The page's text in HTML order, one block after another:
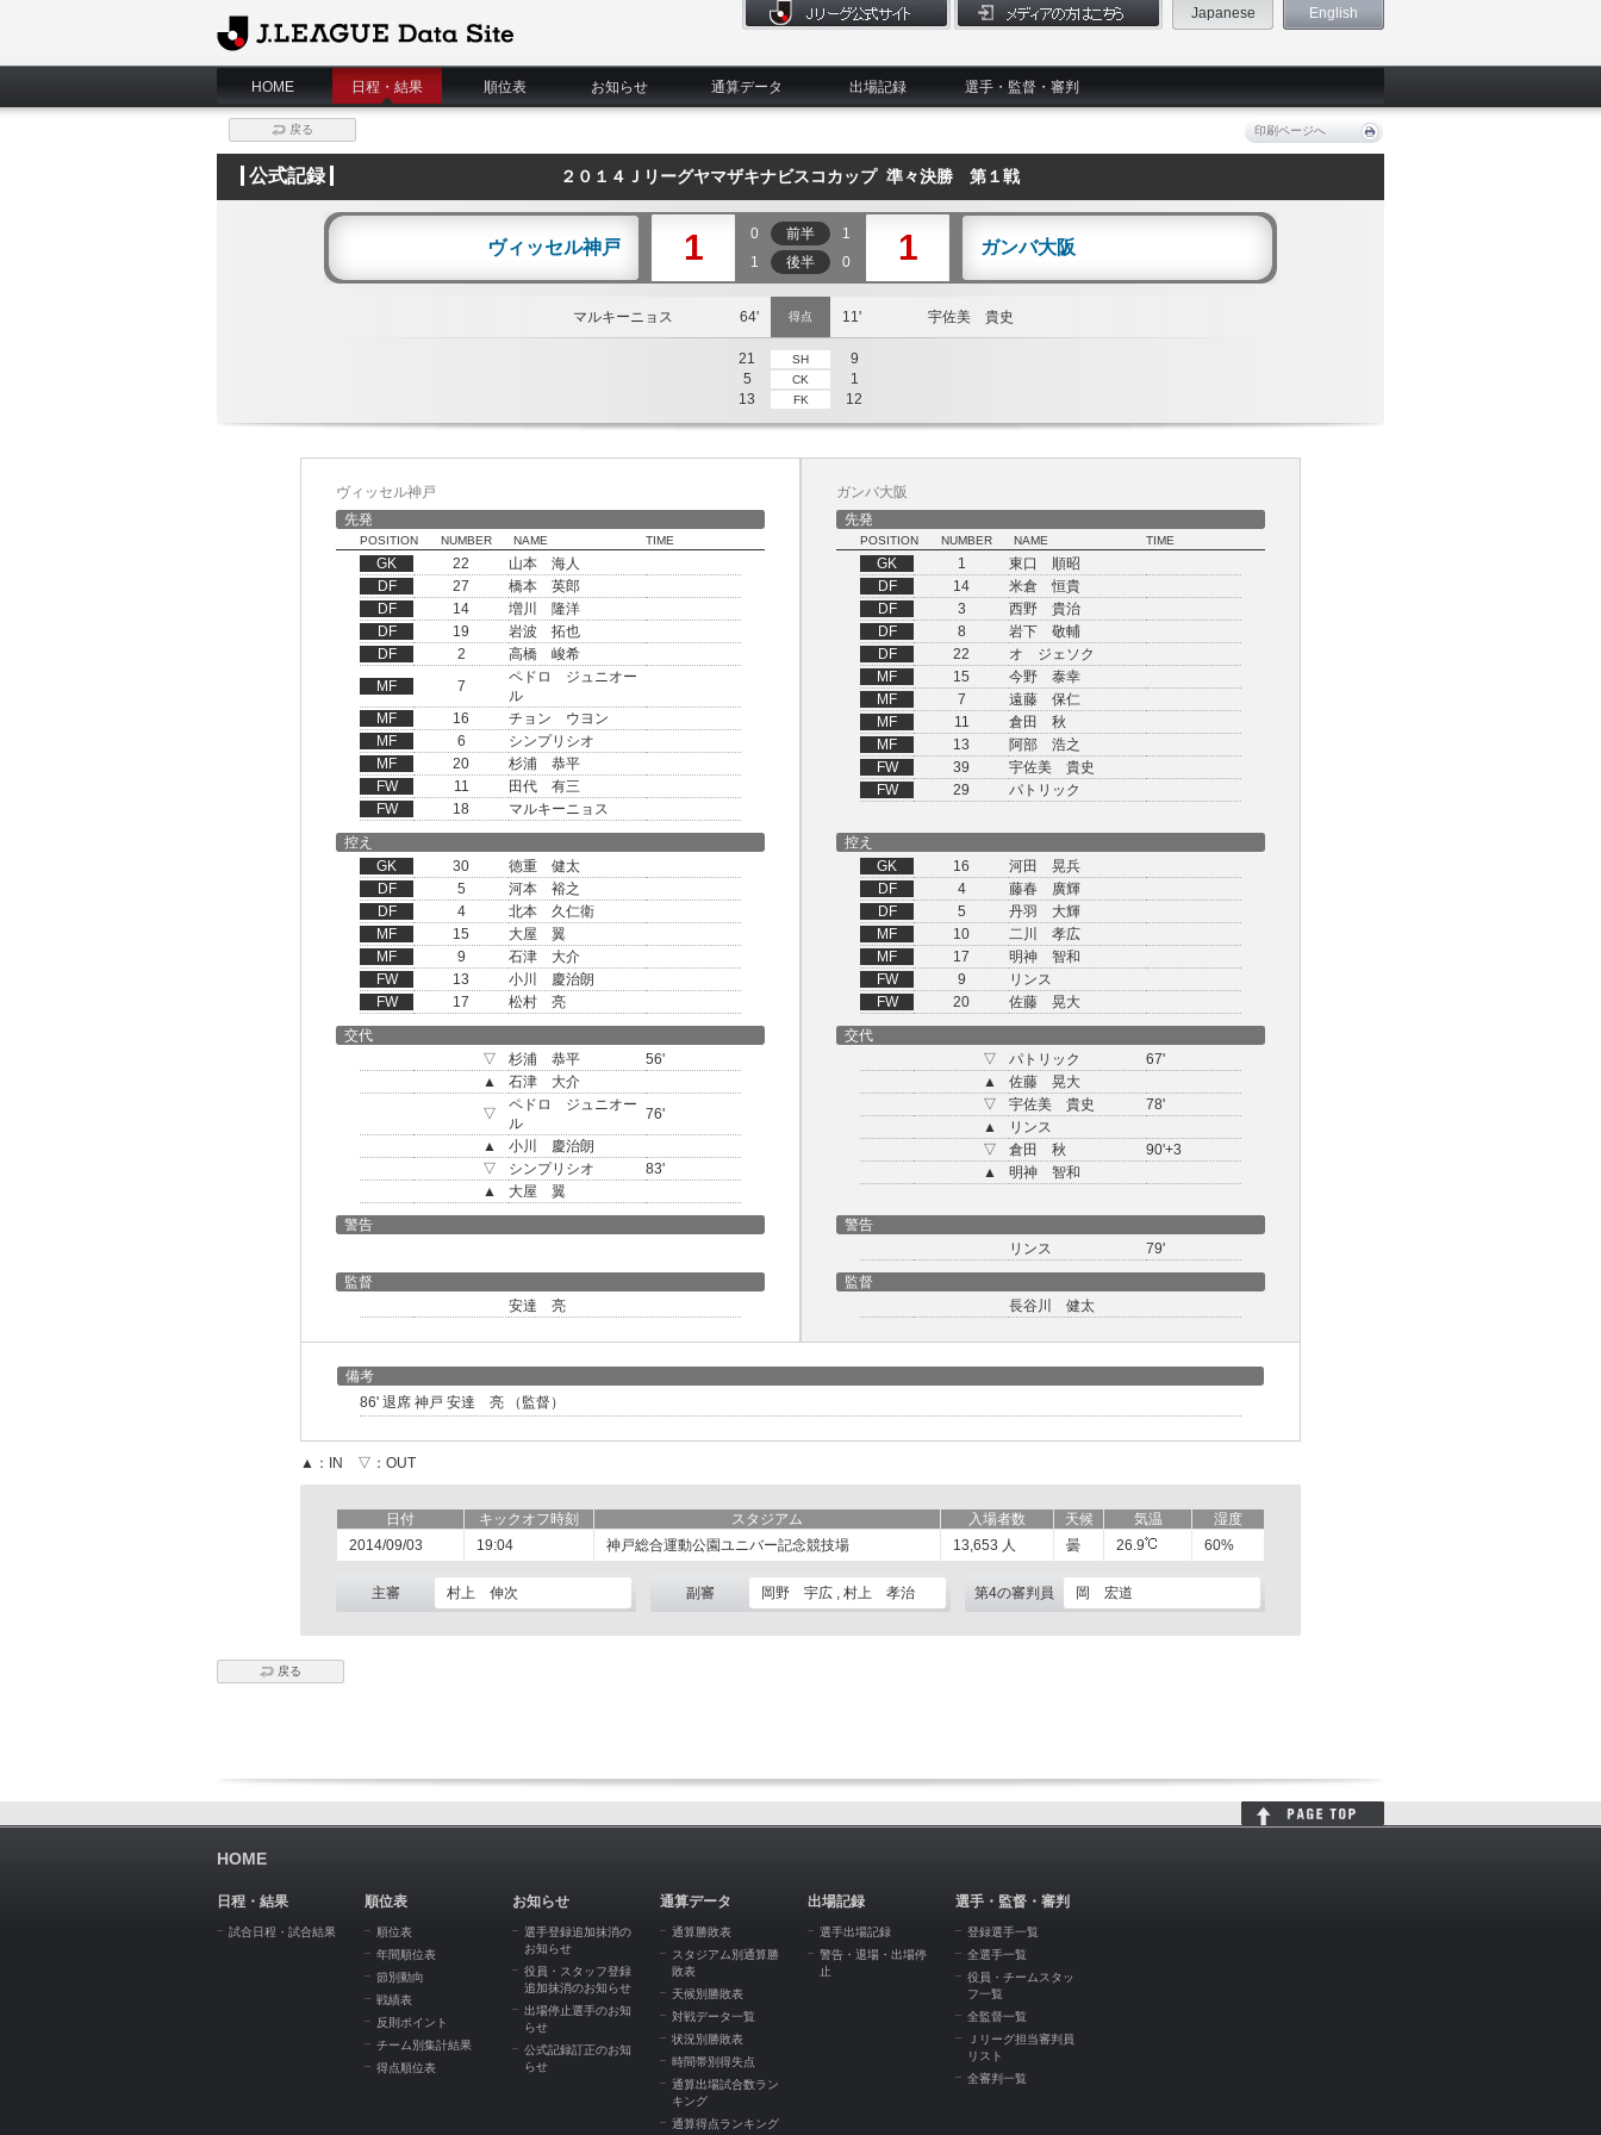
J.League Data Site
Japanese English
HOME 日程・結果 順位表 お知らせ 通算データ 出場記録 選手・監督・審判
戻る 印刷ページへ
公式記録 ２０１４Ｊリーグヤマザキナビスコカップ 準々決勝 第１戦
ヴィッセル神戸 1 0 前半
1
1
後半 0 1 ガンバ大阪
マルキーニョス 64' 得点 11' 宇佐美 貴史
21 SH
9
5
CK
1
13
FK 12
ヴィッセル神戸
先発
POSITION NUMBER NAME TIME
GK 22
山本 海人
DF
27
橋本 英郎
DF
14
増川 隆洋
DF
19
岩波 拓也
DF
2
高橋 峻希
MF
7
ペドロ ジュニオー
ル
MF
16
チョン ウヨン
MF
6
シンプリシオ
MF
20
杉浦 恭平
FW
11
田代 有三
FW
18 マルキーニョス
ガンバ大阪
先発
POSITION NUMBER NAME TIME
GK 1
東口 順昭
DF
14
米倉 恒貴
DF
3
西野 貴治
DF
8
岩下 敬輔
DF
22
オ ジェソク
MF
15
今野 泰幸
MF
7
遠藤 保仁
MF
11
倉田 秋
MF
13
阿部 浩之
FW
39
宇佐美 貴史
FW
29 パトリック
控え
GK
30
徳重 健太
DF
5
河本 裕之
DF
4
北本 久仁衛
MF
15
大屋 翼
MF
9
石津 大介
FW
13
小川 慶治朗
FW
17 松村 亮
控え
GK
16
河田 晃兵
DF
4
藤春 廣輝
DF
5
丹羽 大輝
MF
10
二川 孝広
MF
17
明神 智和
FW
9
リンス
FW
20
佐藤 晃大
交代
▽
杉浦 恭平
56'
▲
石津 大介
▽
ペドロ ジュニオー
ル
76'
▲
小川 慶治朗
▽
シンプリシオ
83'
▲
大屋 翼
交代
▽
パトリック
67'
▲
佐藤 晃大
▽
宇佐美 貴史
78'
▲
リンス
▽
倉田 秋
90'+3
▲
明神 智和
警告
警告
リンス
79'
監督
安達 亮
監督
長谷川 健太
備考
86' 退席 神戸 安達 亮 （監督）
▲：IN ▽：OUT
日付 キックオフ時刻 スタジアム 入場者数 天候 気温
湿度
2014/09/03
19:04 神戸総合運動公園ユニバー記念競技場 13,653 人 曇 26.9 60%
主審 村上 伸次 副審 岡野 宇広 , 村上 孝治 第4の審判員 岡 宏道
戻る
HOME
日程・結果
試合日程・試合結果
順位表
順位表
年間順位表
節別動向
戦績表
反則ポイント
チーム別集計結果
得点順位表
お知らせ
選手登録追加抹消の
お知らせ
役員・スタッフ登録
追加抹消のお知らせ
出場停止選手のお知
らせ
公式記録訂正のお知
らせ
通算データ
通算勝敗表
スタジアム別通算勝
敗表
天候別勝敗表
対戦データ一覧
状況別勝敗表
時間帯別得失点
通算出場試合数ラン
キング
通算得点ランキング
出場記録
選手出場記録
警告・退場・出場停
止
選手・監督・審判
登録選手一覧
全選手一覧
役員・チームスタッ
フ一覧
全監督一覧
Ｊリーグ担当審判員
リスト
全審判一覧